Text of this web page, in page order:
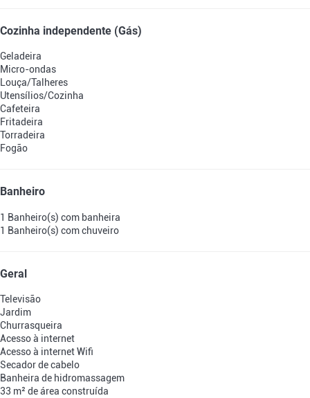
Cozinha independente (Gás)
Geladeira
Micro-ondas
Louça/Talheres
Utensílios/Cozinha
Cafeteira
Fritadeira
Torradeira
Fogão
Banheiro
1 Banheiro(s) com banheira
1 Banheiro(s) com chuveiro
Geral
Televisão
Jardim
Churrasqueira
Acesso à internet
Acesso à internetWifi
Secador de cabelo
Banheira de hidromassagem
33 m² de área construída